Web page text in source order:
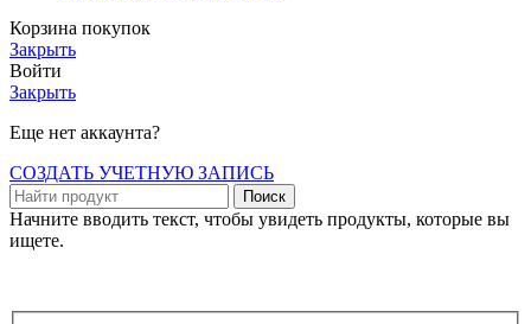
Корзина покупок
Закрыть
Войти
Закрыть
Еще нет аккаунта?
СОЗДАТЬ УЧЕТНУЮ ЗАПИСЬ
Поиск
Начните вводить текст, чтобы увидеть продукты, которые вы
ищете.